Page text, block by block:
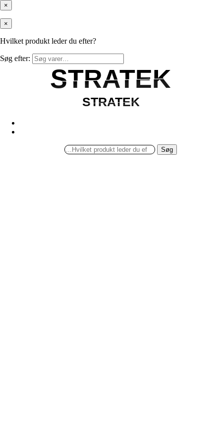
×
×
Hvilket produkt leder du efter?
Søg efter:
STRATEK
STRATEK
STRATEK
STRATEK
Søg